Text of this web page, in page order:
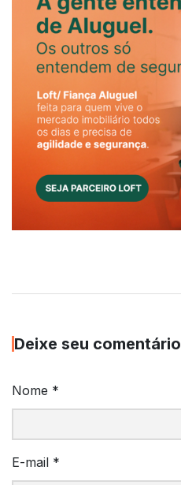
Deixe seu comentário
Nome *
E-mail *